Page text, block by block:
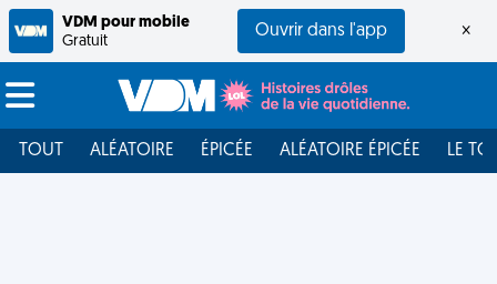
VDM pour mobile
Gratuit
Ouvrir dans l'app ×
TOUT ALÉATOIRE ÉPICÉE ALÉATOIRE ÉPICÉE LE